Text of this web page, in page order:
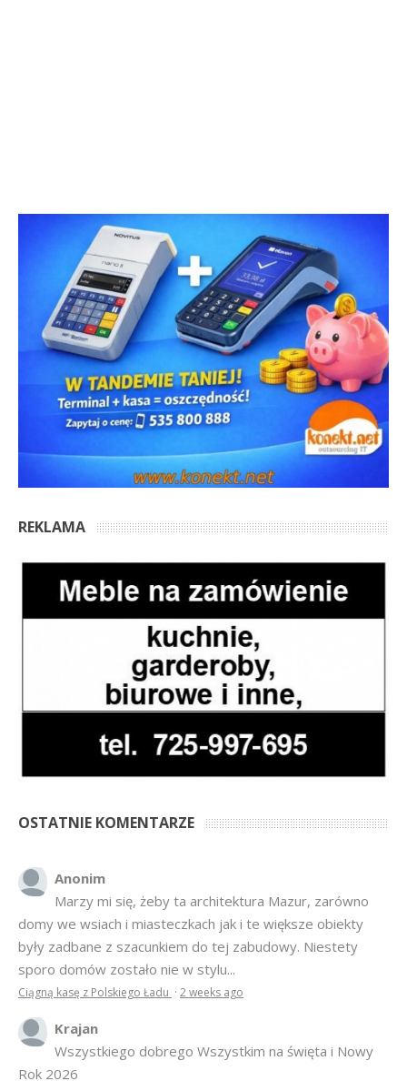
REKLAMA
OSTATNIE KOMENTARZE
Anonim
Marzy mi się, żeby ta architektura Mazur, zarówno
domy we wsiach i miasteczkach jak i te większe obiekty
były zadbane z szacunkiem do tej zabudowy. Niestety
sporo domów zostało nie w stylu...
Ciągną kasę z Polskiego Ładu · 2 weeks ago
Krajan
Wszystkiego dobrego Wszystkim na święta i Nowy
Rok 2026